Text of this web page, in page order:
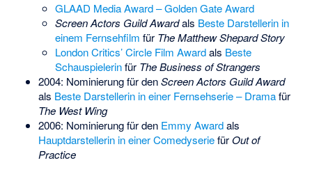
GLAAD Media Award – Golden Gate Award
Screen Actors Guild Awardals Beste Darstellerin in
einem Fernsehfilm für The Matthew Shepard Story
London Critics’ Circle Film Awardals Beste
Schauspielerinfür The Business of Strangers
2004: Nominierung für denScreen Actors Guild Award
als Beste Darstellerin in einer Fernsehserie – Dramafür
The West Wing
2006: Nominierung für den Emmy Awardals
Hauptdarstellerin in einer ComedyseriefürOut of
Practice